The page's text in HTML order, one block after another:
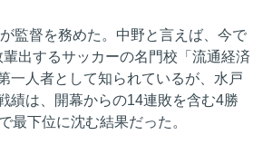
監督を務めた。中野と言えば、今で
出するサッカーの名門校「流通経済
一人者として知られているが、水戸
績は、開幕からの14連敗を含む4勝
最下位に沈む結果だった。